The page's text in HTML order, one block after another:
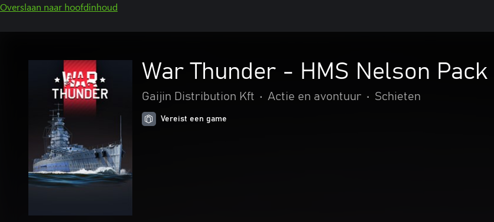
Overslaan naar hoofdinhoud
War Thunder - HMS Nelson Pack
Gaijin Distribution Kft • Actie en avontuur • Schieten
Vereist een game